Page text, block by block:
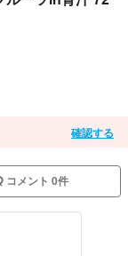
確認する
コメント 0件